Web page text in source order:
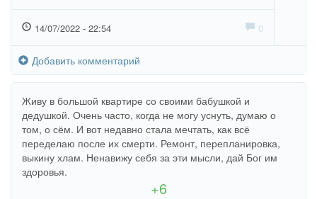
14/07/2022 - 22:54 0
Добавить комментарий
Живу в большой квартире со своими бабушкой и
дедушкой. Очень часто, когда не могу уснуть, думаю о
том, о сём. И вот недавно стала мечтать, как всё
переделаю после их смерти. Ремонт, перепланировка,
выкину хлам. Ненавижу себя за эти мысли, дай Бог им
здоровья.
+6